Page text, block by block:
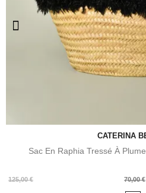
CATERINA
Sac En Raphia Tressé À
125,00 €
Prix
70,00 €
Prix